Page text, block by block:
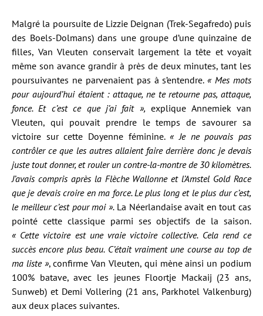
Malgré la poursuite de Lizzie Deignan (Trek-Segafredo) puis
des Boels-Dolmans) dans une groupe d’une quinzaine de
filles, Van Vleuten conservait largement la tête et voyait
même son avance grandir à près de deux minutes, tant les
poursuivantes ne parvenaient pas à s’entendre.« Mes mots
pour aujourd’hui étaient : attaque, ne te retourne pas, attaque,
fonce. Et c’est ce que j’ai fait », explique Annemiek van
Vleuten, qui pouvait prendre le temps de savourer sa
victoire sur cette Doyenne féminine.« Je ne pouvais pas
contrôler ce que les autres allaient faire derrière donc je devais
juste tout donner, et rouler un contre-la-montre de 30 kilomètres.
J’avais compris après la Flèche Wallonne et l’Amstel Gold Race
que je devais croire en ma force. Le plus long et le plus dur c’est,
le meilleur c’est pour moi ».La Néerlandaise avait en tout cas
pointé cette classique parmi ses objectifs de la saison.
« Cette victoire est une vraie victoire collective. Cela rend ce
succès encore plus beau. C’était vraiment une course au top de
ma liste », confirme Van Vleuten, qui mène ainsi un podium
100% batave, avec les jeunes Floortje Mackaij (23 ans,
Sunweb) et Demi Vollering (21 ans, Parkhotel Valkenburg)
aux deux places suivantes.